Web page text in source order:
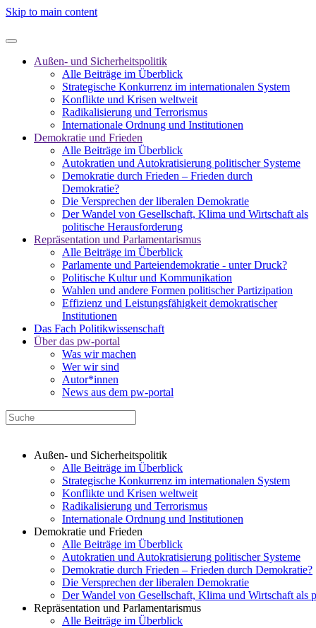
Skip to main content
Außen- und Sicherheitspolitik
Alle Beiträge im Überblick
Strategische Konkurrenz im internationalen System
Konflikte und Krisen weltweit
Radikalisierung und Terrorismus
Internationale Ordnung und Institutionen
Demokratie und Frieden
Alle Beiträge im Überblick
Autokratien und Autokratisierung politischer Systeme
Demokratie durch Frieden – Frieden durch
Demokratie?
Die Versprechen der liberalen Demokratie
Der Wandel von Gesellschaft, Klima und Wirtschaft als
politische Herausforderung
Repräsentation und Parlamentarismus
Alle Beiträge im Überblick
Parlamente und Parteiendemokratie - unter Druck?
Politische Kultur und Kommunikation
Wahlen und andere Formen politischer Partizipation
Effizienz und Leistungsfähigkeit demokratischer
Institutionen
Das Fach Politikwissenschaft
Über das pw-portal
Was wir machen
Wer wir sind
Autor*innen
News aus dem pw-portal
Außen- und Sicherheitspolitik
Alle Beiträge im Überblick
Strategische Konkurrenz im internationalen System
Konflikte und Krisen weltweit
Radikalisierung und Terrorismus
Internationale Ordnung und Institutionen
Demokratie und Frieden
Alle Beiträge im Überblick
Autokratien und Autokratisierung politischer Systeme
Demokratie durch Frieden – Frieden durch Demokratie?
Die Versprechen der liberalen Demokratie
Der Wandel von Gesellschaft, Klima und Wirtschaft als
Repräsentation und Parlamentarismus
Alle Beiträge im Überblick